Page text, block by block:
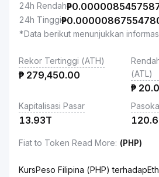
24h Rendah₱
24h Tinggi₱
*Data berikut menunjukkan
Rekor Tertinggi (ATH)
₱ 279,450.00
(ATL)
₱
Kapitalisasi Pasar
13.93T
Fiat to Token Read More: (PHP)
KursPeso Filipina (PHP)